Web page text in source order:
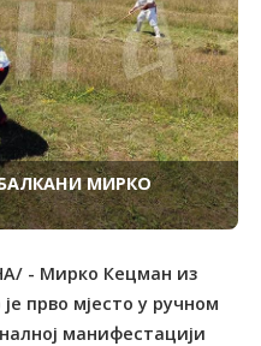
МИРКО
- Мирко Кецман из
прво мјесто у ручном
манифестацији